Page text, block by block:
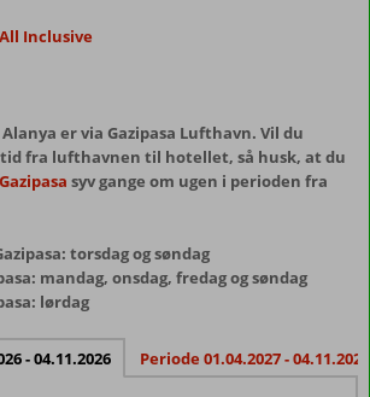
Inclusive
er via Gazipasa Lufthavn. Vil du
fra lufthavnen til hotellet, så husk, at du
syv gange om ugen i perioden fra
torsdag og søndag
mandag, onsdag, fredag og søndag
lørdag
- 04.11.2026 Periode 01.04.2027 - 04.11.2027